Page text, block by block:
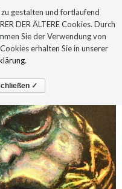
gestalten und fortlaufend
DER ÄLTERE Cookies. Durch
Sie der Verwendung von
erhalten Sie in unserer
.
✓